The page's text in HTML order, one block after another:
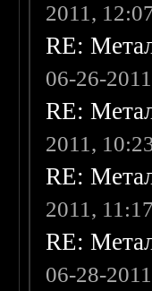
2011,
RE:
06-26-
RE:
2011,
RE:
2011,
RE:
06-28-